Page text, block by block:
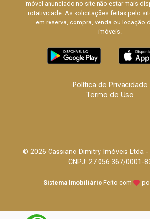
imóvel anunciado no site não estar mais
rotatividade. As solicitações feitas pelo
em reserva, compra, venda ou locação
imóveis.
Política de Privacidade
Termo de Uso
© 2026 Cassiano Dimitry Imóveis Ltda -
CNPJ: 27.056.367/0001-
Sistema Imobiliário Feito com